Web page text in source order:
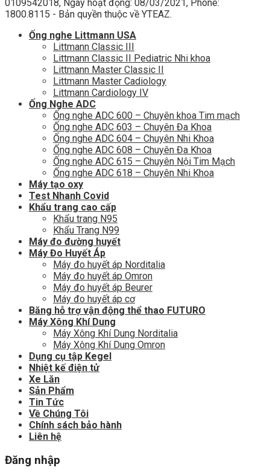
0109542018, Ngày hoạt động: 08/03/2021, Phone:
1800.8115 - Bản quyền thuộc về YTEAZ.
Ống nghe Littmann USA
Littmann Classic III
Littmann Classic II Pediatric Nhi khoa
Littmann Master Classic II
Littmann Master Cadiology
Littmann Cardiology IV
Ống Nghe ADC
Ống nghe ADC 600 – Chuyên khoa Tim mạch
Ống nghe ADC 603 – Chuyên Đa Khoa
Ống nghe ADC 604 – Chuyên Nhi Khoa
Ống nghe ADC 608 – Chuyên Đa Khoa
Ống nghe ADC 615 – Chuyên Nội Tim Mạch
Ống nghe ADC 618 – Chuyên Nhi Khoa
Máy tạo oxy
Test Nhanh Covid
Khẩu trang cao cấp
Khẩu trang N95
Khẩu Trang N99
Máy đo đường huyết
Máy Đo Huyết Áp
Máy đo huyết áp Norditalia
Máy đo huyết áp Omron
Máy đo huyết áp Beurer
Máy đo huyết áp cơ
Băng hỗ trợ vận động thể thao FUTURO
Máy Xông Khí Dung
Máy Xông Khí Dung Norditalia
Máy Xông Khí Dung Omron
Dụng cụ tập Kegel
Nhiệt kế điện tử
Xe Lăn
Sản Phẩm
Tin Tức
Về Chúng Tôi
Chính sách bảo hành
Liên hệ
Đăng nhập